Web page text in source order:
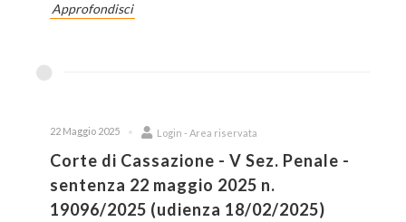
Approfondisci
22 Maggio 2025 Login - Area riservata
Corte di Cassazione - V Sez. Penale -
sentenza 22 maggio 2025 n.
19096/2025 (udienza 18/02/2025)